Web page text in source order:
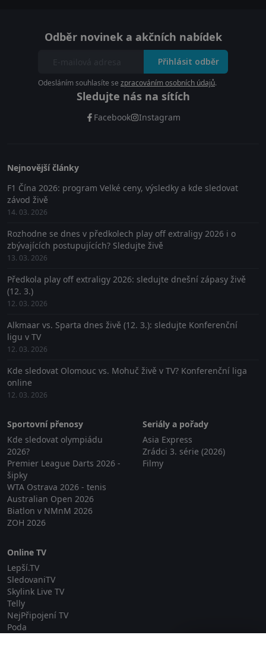
Odběr novinek a akčních nabídek
Přihlásit odběr
Odesláním souhlasíte se zpracováním osobních údajů.
Sledujte nás na sítích
Facebook Instagram
Nejnovější články
F1 Čína 2026: program Velké ceny, výsledky a kde sledovat
závod živě
14. 03. 2026
Rozhodne se dnes v předkolech play off extraligy 2026 i o
zbývajících postupujících? Sledujte živě
13. 03. 2026
Předkola play off extraligy 2026: sledujte dnešní zápasy živě
(12. 3.)
12. 03. 2026
Alkmaar vs. Sparta dnes živě (12. 3.): sledujte Konferenční
ligu v TV
12. 03. 2026
Kde sledovat Olomouc vs. Mohuč živě v TV? Konferenční liga
online
12. 03. 2026
Sportovní přenosy
Kde sledovat olympiádu
2026?
Premier League Darts 2026 -
šipky
WTA Ostrava 2026 - tenis
Australian Open 2026
Biatlon v NMnM 2026
ZOH 2026
Seriály a pořady
Asia Express
Zrádci 3. série (2026)
Filmy
Online TV
Lepší.TV
SledovaniTV
Skylink Live TV
Telly
NejPřipojení TV
Poda